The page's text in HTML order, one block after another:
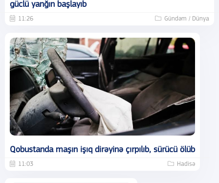
güclü yanğın başlayıb
11:26 Gündəm / Dünya
Qobustanda maşın işıq dirəyinə çırpılıb, sürücü ölüb
11:03 Hadisə